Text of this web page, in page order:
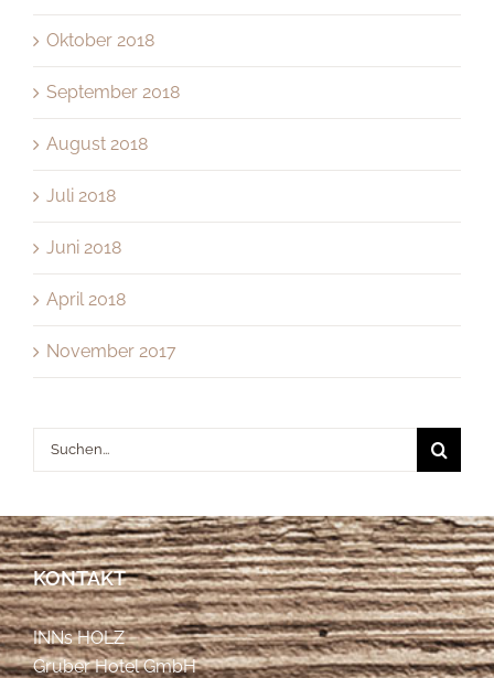
Oktober 2018
September 2018
August 2018
Juli 2018
Juni 2018
April 2018
November 2017
Suche
nach:
KONTAKT
INNs HOLZ
Gruber Hotel GmbH